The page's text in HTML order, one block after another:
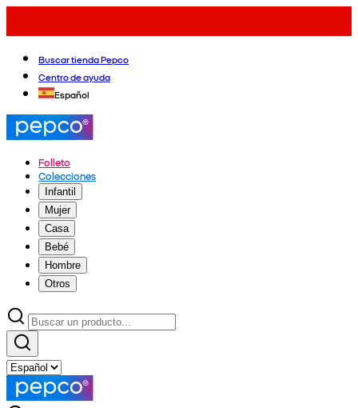
Buscar tienda Pepco
Centro de ayuda
Español
Folleto
Colecciones
Infantil
Mujer
Casa
Bebé
Hombre
Otros